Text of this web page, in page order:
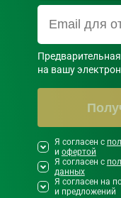
на вашу
Я согласен с
и офертой
Я согласен с
данных
Я согласен на
и предложений